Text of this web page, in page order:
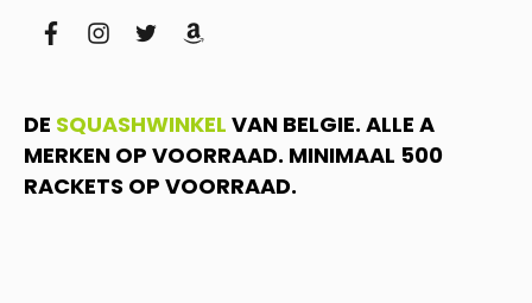
facebookinstagram
twitteramazon
DE SQUASHWINKEL VAN BELGIE. ALLE A
MERKEN OP VOORRAAD. MINIMAAL 500
RACKETS OP VOORRAAD.